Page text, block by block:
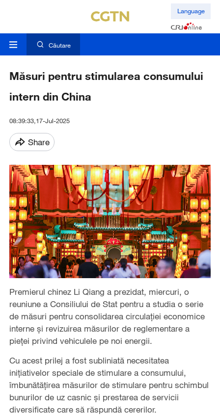
Language
Căutare
Măsuri pentru stimularea consumului
intern din China
08:39:33,17-Jul-2025
Share
Premierul chinez Li Qiang a prezidat, miercuri, o
reuniune a Consiliului de Stat pentru a studia o serie
de măsuri pentru consolidarea circulației economice
interne și revizuirea măsurilor de reglementare a
pieței privind vehiculele pe noi energii.
Cu acest prilej a fost subliniată necesitatea
inițiativelor speciale de stimulare a consumului,
îmbunătățirea măsurilor de stimulare pentru schimbul
bunurilor de uz casnic și prestarea de servicii
diversificate care să răspundă cererilor.